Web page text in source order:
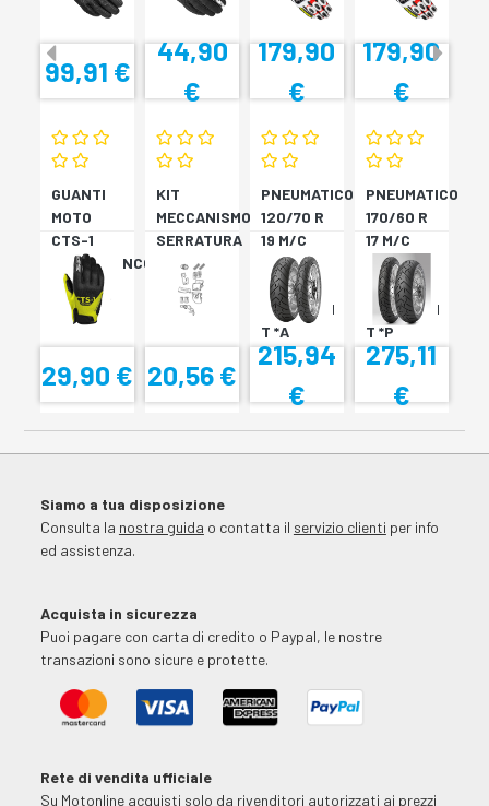
99,91 €
44,90
€
179,90
€
179,90
€
GUANTI
MOTO
CTS-1
NERO/BIANCO
29,90 €
KIT
MECCANISMO
SERRATURA
SH33
SH34
20,56 €
PNEUMATICO
120/70 R
19 M/C
60V TL
???
SCORPION
T *A
215,94
€
PNEUMATICO
170/60 R
17 M/C
72V
TL????
SCORPION
T *P
275,11
€
Siamo a tua disposizione
Consulta la nostra guida o contatta il servizio clienti per info
ed assistenza.
Acquista in sicurezza
Puoi pagare con carta di credito o Paypal, le nostre
transazioni sono sicure e protette.
Rete di vendita ufficiale
Su Motonline acquisti solo da rivenditori autorizzati ai prezzi